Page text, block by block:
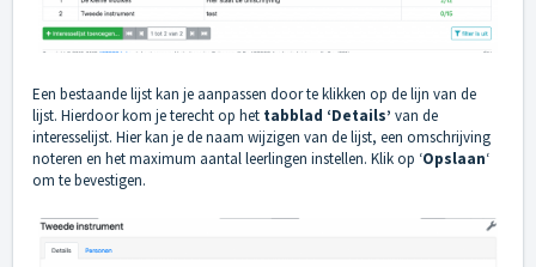
Een bestaande lijst kan je aanpassen door te klikken op de lijn van de
lijst. Hierdoor kom je terecht op het tabblad ‘Details’ van de
interesselijst. Hier kan je de naam wijzigen van de lijst, een omschrijving
noteren en het maximum aantal leerlingen instellen. Klik op ‘Opslaan‘
om te bevestigen.